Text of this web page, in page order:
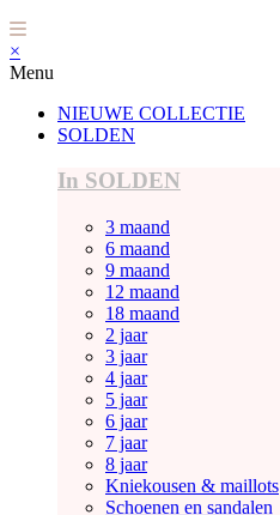
×
Menu
NIEUWE COLLECTIE
SOLDEN
In SOLDEN
3 maand
6 maand
9 maand
12 maand
18 maand
2 jaar
3 jaar
4 jaar
5 jaar
6 jaar
7 jaar
8 jaar
Kniekousen & maillots
Schoenen en sandalen